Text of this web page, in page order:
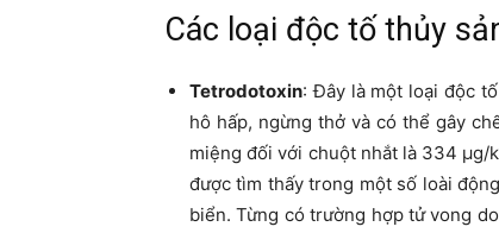
Các loại độc tố thủy
Tetrodotoxin: Đây là một loại độc
hô hấp, ngừng thở và có thể gây
miệng đối với chuột nhắt là 334
được tìm thấy trong một số loài
biển. Từng có trường hợp tử vong